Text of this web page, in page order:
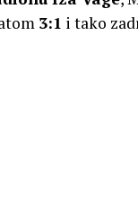
3:1 i tako